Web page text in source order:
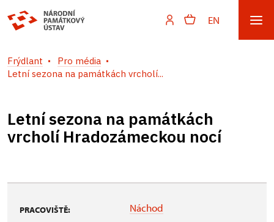
EN
Frýdlant
Pro média
Letní sezona na památkách vrcholí...
Letní sezona na památkách
vrcholí Hradozámeckou nocí
PRACOVIŠTĚ: Náchod